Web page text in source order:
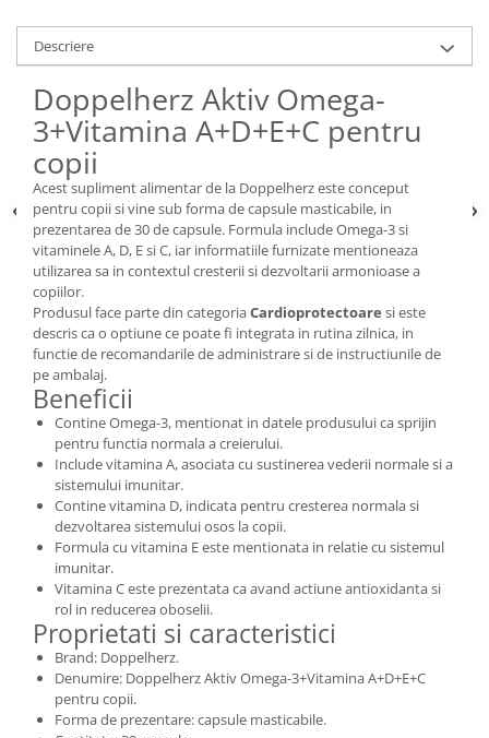
Descriere
Doppelherz Aktiv Omega-
3+Vitamina A+D+E+C pentru
copii
Acest supliment alimentar de la Doppelherz este conceput
pentru copii si vine sub forma de capsule masticabile, in
prezentarea de 30 de capsule. Formula include Omega-3 si
vitaminele A, D, E si C, iar informatiile furnizate mentioneaza
utilizarea sa in contextul cresterii si dezvoltarii armonioase a
copiilor.
Produsul face parte din categoriaCardioprotectoare si este
descris ca o optiune ce poate fi integrata in rutina zilnica, in
functie de recomandarile de administrare si de instructiunile de
pe ambalaj.
Beneficii
Contine Omega-3, mentionat in datele produsului ca sprijin
pentru functia normala a creierului.
Include vitamina A, asociata cu sustinerea vederii normale si a
sistemului imunitar.
Contine vitamina D, indicata pentru cresterea normala si
dezvoltarea sistemului osos la copii.
Formula cu vitamina E este mentionata in relatie cu sistemul
imunitar.
Vitamina C este prezentata ca avand actiune antioxidanta si
rol in reducerea oboselii.
Proprietati si caracteristici
Brand: Doppelherz.
Denumire: Doppelherz Aktiv Omega-3+Vitamina A+D+E+C
pentru copii.
Forma de prezentare: capsule masticabile.